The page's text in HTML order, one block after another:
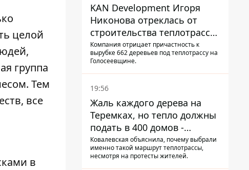
целой
группа
Тем
все
в
KAN Development Игоря
Никонова отреклась от
строительства теплотрассы
на Теремках
Компания отрицает причастность к
вырубке 662 деревьев под теплотрассу на
Голосеевщине.
19:56
Жаль каждого дерева на
Теремках, но тепло должны
подать в 400 домов -
депутат Киевсовета
Ковалевская объяснила, почему выбрали
именно такой маршрут теплотрассы,
несмотря на протесты жителей.